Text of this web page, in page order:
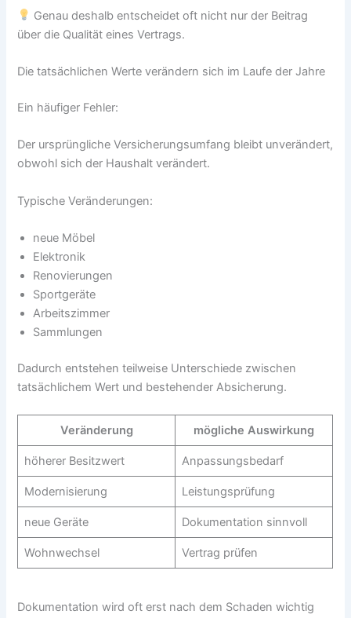
Genau deshalb entscheidet oft nicht nur der Beitrag
über die Qualität eines Vertrags.
Die tatsächlichen Werte verändern sich im Laufe der Jahre
Ein häufiger Fehler:
Der ursprüngliche Versicherungsumfang bleibt unverändert,
obwohl sich der Haushalt verändert.
Typische Veränderungen:
neue Möbel
Elektronik
Renovierungen
Sportgeräte
Arbeitszimmer
Sammlungen
Dadurch entstehen teilweise Unterschiede zwischen
tatsächlichem Wert und bestehender Absicherung.
Veränderung mögliche Auswirkung
höherer Besitzwert Anpassungsbedarf
Modernisierung Leistungsprüfung
neue Geräte Dokumentation sinnvoll
Wohnwechsel Vertrag prüfen
Dokumentation wird oft erst nach dem Schaden wichtig